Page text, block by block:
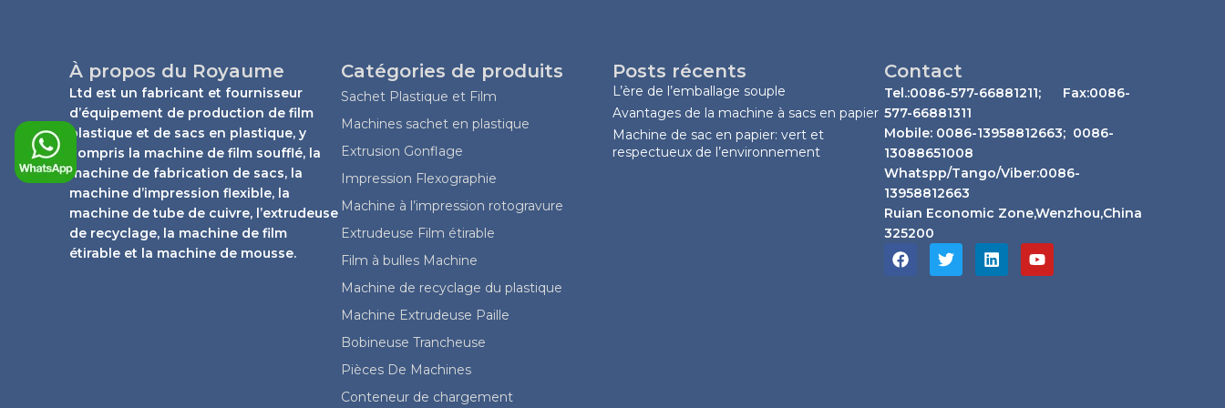
p
À propos du Royaume
Ltd est un fabricant et fournisseur
d’équipement de production de film
plastique et de sacs en plastique, y
compris la machine de film soufflé, la
machine de fabrication de sacs, la
machine d’impression flexible, la
machine de tube de cuivre, l’extrudeuse
de recyclage, la machine de film
étirable et la machine de mousse.
Catégories de produits
Sachet Plastique et Film
Machines sachet en plastique
Extrusion Gonflage
Impression Flexographie
Machine à l’impression rotogravure
Extrudeuse Film étirable
Film à bulles Machine
Machine de recyclage du plastique
Machine Extrudeuse Paille
Bobineuse Trancheuse
Pièces De Machines
Conteneur de chargement
Posts récents
L’ère de l’emballage souple
Avantages de la machine à sacs en papier
Machine de sac en papier: vert et
respectueux de l’environnement
Contact
Tel.:0086-577-66881211; Fax:0086-
577-66881311
Mobile: 0086-13958812663; 0086-
13088651008
Whatspp/Tango/Viber:0086-
13958812663
Ruian Economic Zone,Wenzhou,China
325200